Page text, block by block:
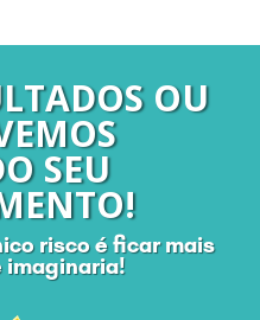
OU
SEU
risco é ficar mais
imaginaria!